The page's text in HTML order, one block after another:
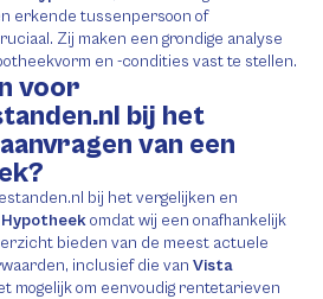
erkende tussenpersoon of
Zij maken een grondige analyse
en -condities vast te stellen.
voor
bij het
van een
bij het vergelijken en
omdat wij een onafhankelijk
bieden van de meest actuele
inclusief die van Vista
mogelijk om eenvoudig rentetarieven